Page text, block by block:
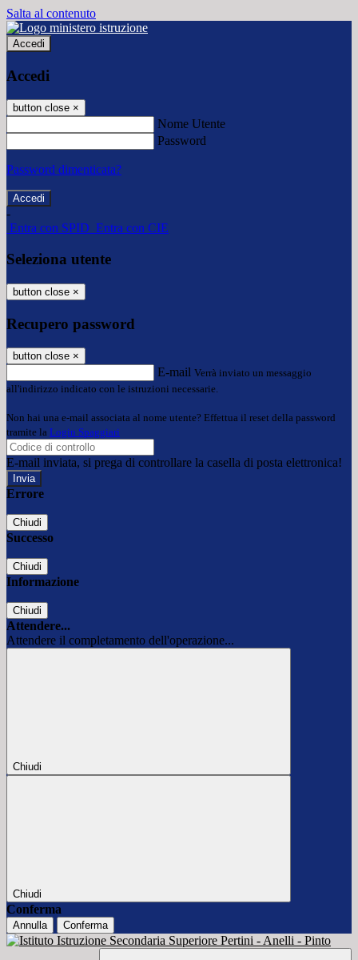
Salta al contenuto
Accedi
Accedi
button close ×
Nome Utente
Password
Password dimenticata?
-
Entra con SPID Entra con CIE
Seleziona utente
button close ×
Recupero password
button close ×
E-mail Verrà inviato un messaggio
all'indirizzo indicato con le istruzioni necessarie.
Non hai una e-mail associata al nome utente? Effettua il reset della password
tramite la Login Spaggiari
E-mail inviata, si prega di controllare la casella di posta elettronica!
Errore
Chiudi
Successo
Chiudi
Informazione
Chiudi
Attendere...
Attendere il completamento dell'operazione...
Chiudi
Chiudi
Conferma
Annulla Conferma